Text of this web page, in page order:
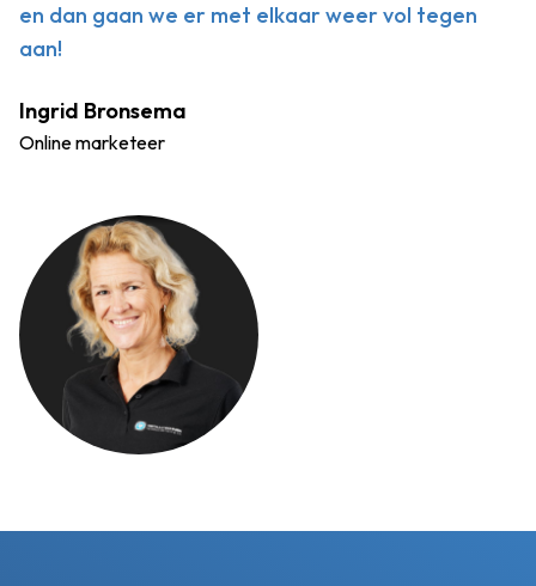
en dan gaan we er met elkaar weer vol tegen
aan!
Ingrid Bronsema
Online marketeer